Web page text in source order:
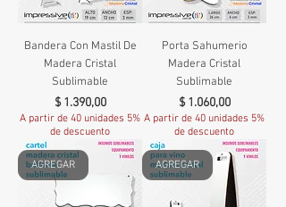
Bandera Con Mastil De
Madera Cristal
Sublimable
Precio
$ 1.390,00
A partir de 40 unidades 5%
de descuento
Porta Sahumerio
Madera Cristal
Sublimable
Precio
$ 1.060,00
A partir de 40 unidades 5%
de descuento
AGREGAR AGREGAR